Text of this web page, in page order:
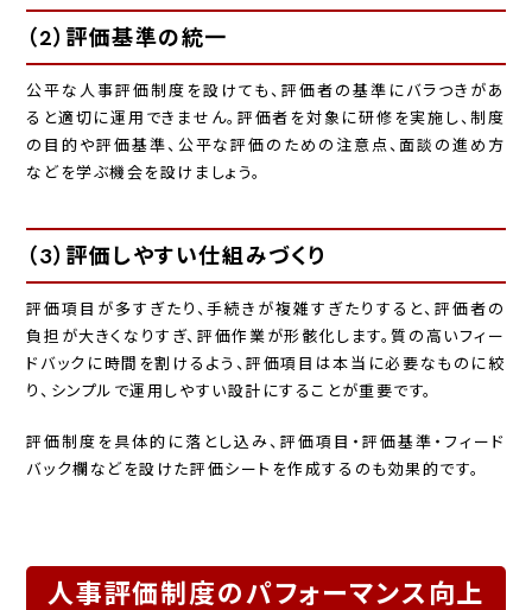
（2）評価基準の統一
公平な人事評価制度を設けても、評価者の基準にバラつきがあ
ると適切に運用できません。評価者を対象に研修を実施し、制度
の目的や評価基準、公平な評価のための注意点、面談の進め方
などを学ぶ機会を設けましょう。
（3）評価しやすい仕組みづくり
評価項目が多すぎたり、手続きが複雑すぎたりすると、評価者の
負担が大きくなりすぎ、評価作業が形骸化します。質の高いフィー
ドバックに時間を割けるよう、評価項目は本当に必要なものに絞
り、シンプルで運用しやすい設計にすることが重要です。
評価制度を具体的に落とし込み、評価項目・評価基準・フィード
バック欄などを設けた評価シートを作成するのも効果的です。
人事評価制度のパフォーマンス向上